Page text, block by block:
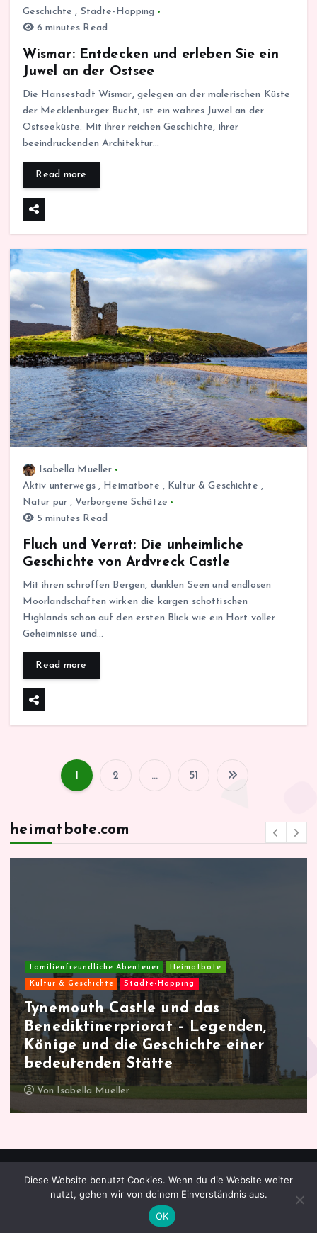
Geschichte , Städte-Hopping
6 minutes Read
Wismar: Entdecken und erleben Sie ein
Juwel an der Ostsee
Die Hansestadt Wismar, gelegen an der malerischen Küste
der Mecklenburger Bucht, ist ein wahres Juwel an der
Ostseeküste. Mit ihrer reichen Geschichte, ihrer
beeindruckenden Architektur…
Read more
Isabella Mueller
Aktiv unterwegs, Heimatbote , Kultur & Geschichte ,
Natur pur, Verborgene Schätze
5 minutes Read
Fluch und Verrat: Die unheimliche
Geschichte von Ardvreck Castle
Mit ihren schroffen Bergen, dunklen Seen und endlosen
Moorlandschaften wirken die kargen schottischen
Highlands schon auf den ersten Blick wie ein Hort voller
Geheimnisse und…
Read more
S
i
e
n
n
u
m
m
r
i
1 2 … 51
heimatbote.com
Familienfreundliche Abenteuer Heimatbote
Kultur & Geschichte Städte-Hopping
Malmö entdecken und erleben – Ein
Stadtporträt voller Vielfalt und
Charme
Von Isabella Mueller
Copyright © 2026 heimatbote.com | Verlag Royal LLC
Diese Website benutzt Cookies. Wenn du die Website weiter
nutzt, gehen wir von deinem Einverständnis aus.
OK